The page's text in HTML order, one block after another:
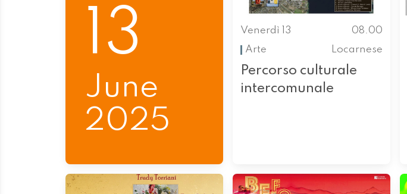
13
June
2025
Venerdì 13
08.00
Arte
Locarnese
Percorso culturale
intercomunale